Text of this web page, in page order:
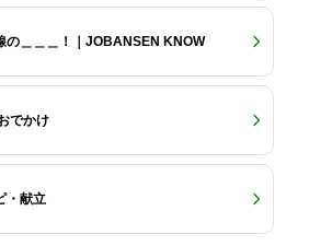
の＿＿＿！｜JOBANSEN KNOW
でかけ
・献立